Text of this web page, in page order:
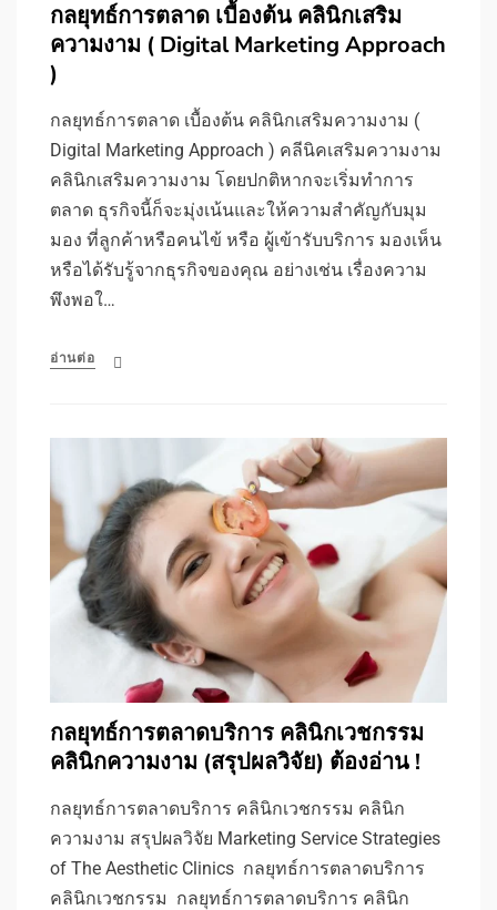
กลยุทธ์การตลาด เบื้องต้น คลินิกเสริม
ความงาม ( Digital Marketing Approach
)
กลยุทธ์การตลาด เบื้องต้น คลินิกเสริมความงาม (
Digital Marketing Approach ) คลีนิคเสริมความงาม
คลินิกเสริมความงาม โดยปกติหากจะเริ่มทำการ
ตลาด ธุรกิจนี้ก็จะมุ่งเน้นและให้ความสำคัญกับมุม
มอง ที่ลูกค้าหรือคนไข้ หรือ ผู้เข้ารับบริการ มองเห็น
หรือได้รับรู้จากธุรกิจของคุณ อย่างเช่น เรื่องความ
พึงพอใ…
อ่านต่อ
กลยุทธ์การตลาดบริการ คลินิกเวชกรรม
คลินิกความงาม (สรุปผลวิจัย) ต้องอ่าน !
กลยุทธ์การตลาดบริการ คลินิกเวชกรรม คลินิก
ความงาม สรุปผลวิจัย Marketing Service Strategies
of The Aesthetic Clinics กลยุทธ์การตลาดบริการ
คลินิกเวชกรรม กลยุทธ์การตลาดบริการ คลินิก